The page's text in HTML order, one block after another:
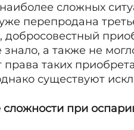
сложных
перепродана
, добросовестный
знало, а также не
таких
существуют
при